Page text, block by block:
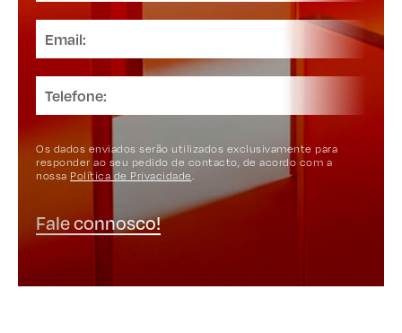
Os dados enviados serão utilizados exclusivamente para
responder ao seu pedido de contacto, de acordo com a
Fale connosco!